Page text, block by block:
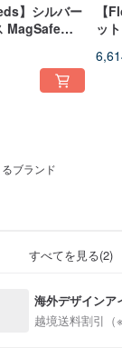
】シルバー
MagSafe
【
ッ
ブランド
| iPad Case
れないと思いがちで
自分を甘やかした
せを感じることがで
すべてを見る(2)
海外デザインア
入
越境送料割引（